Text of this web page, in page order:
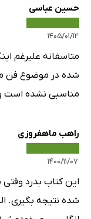
حسین عباسی
۱۴۰۵/۰۱/۱۲
متاسفانه علیرغم
شده در موضوع فن
مناسبی نشده است و
راهب ماهفروزی
۱۴۰۰/۱۱/۰۷
این کتاب بدرد
شده نتیجه بگیری.